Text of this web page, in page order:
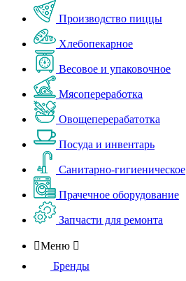
Производство пиццы
Хлебопекарное
Весовое и упаковочное
Мясопереработка
Овощеперерабатотка
Посуда и инвентарь
Санитарно-гигиеническое
Прачечное оборудование
Запчасти для ремонта
Меню 
Бренды